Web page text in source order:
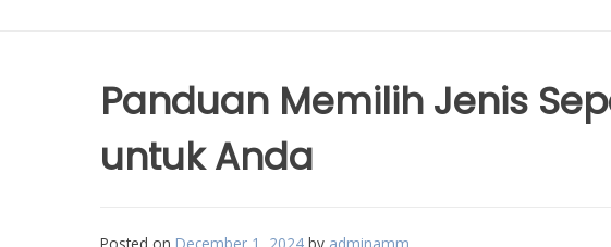
Panduan Memilih Jenis
untuk Anda